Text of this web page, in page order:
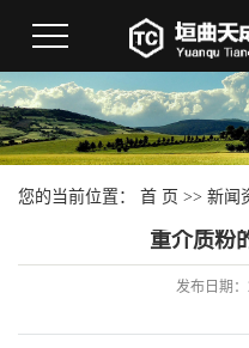
您的当前位置： 首 页 >> 新闻
重介质粉
发布日期：